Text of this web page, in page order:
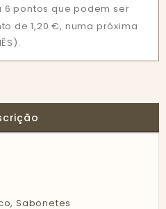
6 pontos que podem ser
de 1,20 €, numa próxima
Sabonetes